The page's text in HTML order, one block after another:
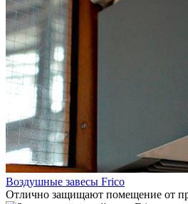
Воздушные завесы Frico
Отлично защищают помещение от